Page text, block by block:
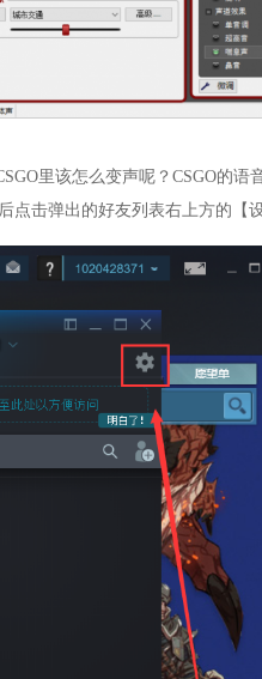
里该怎么变声呢？CSGO的语
点击弹出的好友列表右上方的【